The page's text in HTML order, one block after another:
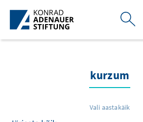
Skip to Main Content
kurzum
Vali aastakäik